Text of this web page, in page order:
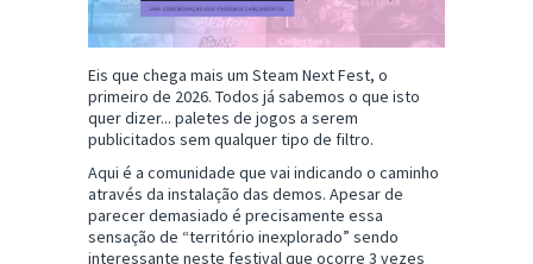
Eis que chega mais um Steam Next Fest, o
primeiro de 2026. Todos já sabemos o que isto
quer dizer... paletes de jogos a serem
publicitados sem qualquer tipo de filtro.
Aqui é a comunidade que vai indicando o caminho
através da instalação das demos. Apesar de
parecer demasiado é precisamente essa
sensação de “território inexplorado” sendo
interessante neste festival que ocorre 3 vezes